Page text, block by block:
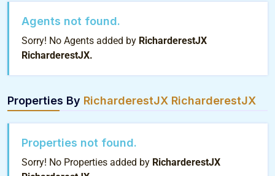
Agents not found.
Sorry! No Agents added by RicharderestJX
RicharderestJX.
Properties By RicharderestJX RicharderestJX
Properties not found.
Sorry! No Properties added by RicharderestJX